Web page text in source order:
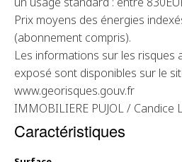
Prix moyens des énergies
(abonnement compris).
Les informations sur les risques
exposé sont disponibles sur le
www.georisques.gouv.fr
IMMOBILIERE PUJOL / Candice
Caractéristiques